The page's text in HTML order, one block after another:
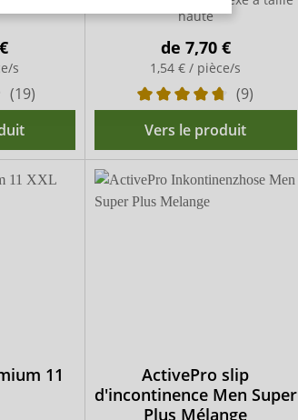
s
(19)
haute
de 7,70 €
1,54 € / pièce/s
(9)
Vers le produit
11
ActivePro slip
d'incontinence Men Super
Plus Mélange